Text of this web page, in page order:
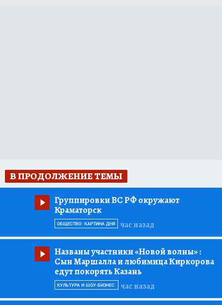
В ПРОДОЛЖЕНИЕ ТЕМЫ
Группировки ВС РФ окружают
Краматорск
час назад
ОБЩЕСТВО: КАРТИНА ДНЯ
Названы участники «Новой волны»:
Сын Маршалла и любимица Киркорова
едут покорять Казань
час назад
КУЛЬТУРА И ШОУ-БИЗНЕС.